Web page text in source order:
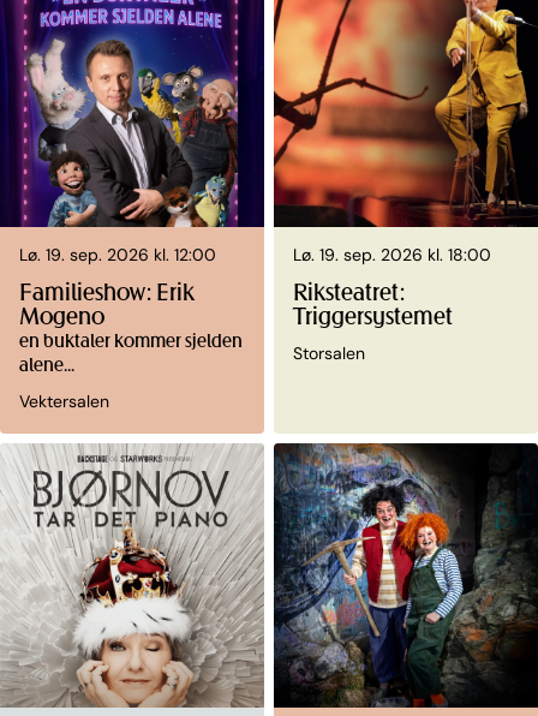
Lø. 19. sep. 2026 kl. 12:00
Familieshow: Erik
Mogeno
en buktaler kommer sjelden
alene...
Vektersalen
Lø. 19. sep. 2026 kl. 18:00
Riksteatret:
Triggersystemet
Storsalen